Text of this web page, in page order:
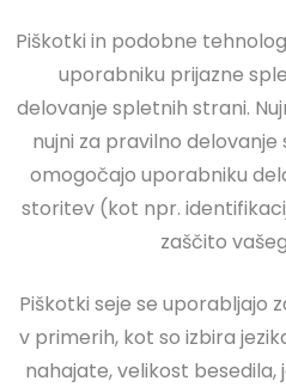
Piškotki in podobne
uporabniku prijazne
delovanje spletnih strani.
nujni za pravilno
omogočajo uporabniku
storitev (kot npr.
zaščito
Piškotki seje se uporabljajo
v primerih, kot so izbira
nahajate, velikost besedila,